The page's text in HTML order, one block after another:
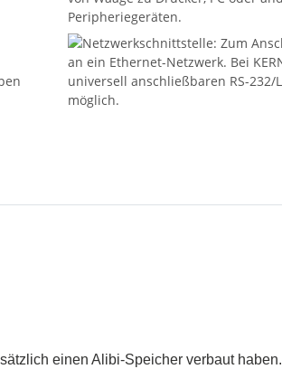
einen Alibi-Speicher verbaut haben.